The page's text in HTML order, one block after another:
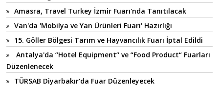
Amasra, Travel Turkey İzmir Fuarı'nda Tanıtılacak
Van'da 'Mobilya ve Yan Ürünleri Fuarı' Hazırlığı
15. Göller Bölgesi Tarım ve Hayvancılık Fuarı İptal Edildi
Antalya'da “Hotel Equipment“ ve “Food Product“ Fuarları
Düzenlenecek
TÜRSAB Diyarbakır'da Fuar Düzenleyecek